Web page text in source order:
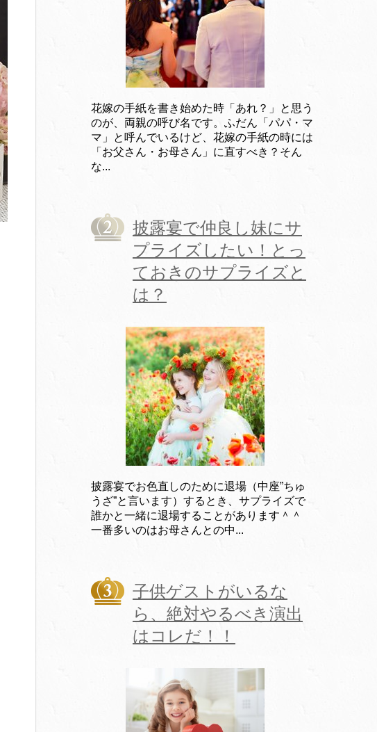
花嫁の手紙を書き始めた時「あれ？」と思う
のが、両親の呼び名です。ふだん「パパ・マ
マ」と呼んでいるけど、花嫁の手紙の時には
「お父さん・お母さん」に直すべき？そん
な...
披露宴で仲良し妹にサ
プライズしたい！とっ
ておきのサプライズと
は？
披露宴でお色直しのために退場（中座”ちゅ
うざ”と言います）するとき、サプライズで
誰かと一緒に退場することがあります＾＾
一番多いのはお母さんとの中...
子供ゲストがいるな
ら、絶対やるべき演出
はコレだ！！